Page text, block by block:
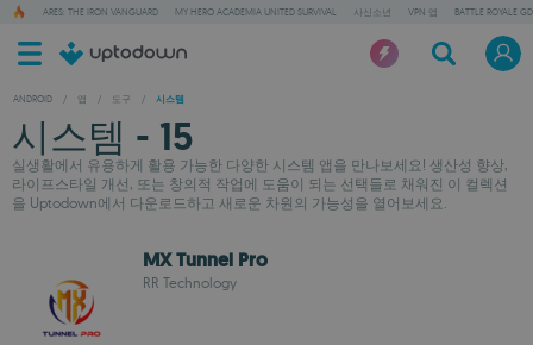
ARES: THE IRON VANGUARD MY HERO ACADEMIA UNITED SURVIVAL 사신소년 VPN 앱 BATTLE ROYALE GD
ANDROID / 앱 / 도구 / 시스템
시스템 - 15
실생활에서 유용하게 활용 가능한 다양한 시스템 앱을 만나보세요! 생산성 향상,
라이프스타일 개선, 또는 창의적 작업에 도움이 되는 선택들로 채워진 이 컬렉션
을 Uptodown에서 다운로드하고 새로운 차원의 가능성을 열어보세요.
MX Tunnel Pro
RR Technology